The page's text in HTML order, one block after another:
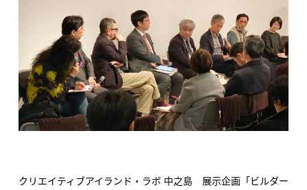
クリエイティブアイランド・ラボ 中之島 展示企画「ビルダー